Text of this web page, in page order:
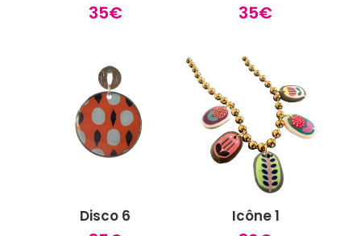
35€ 35€
Disco 6 Icône 1